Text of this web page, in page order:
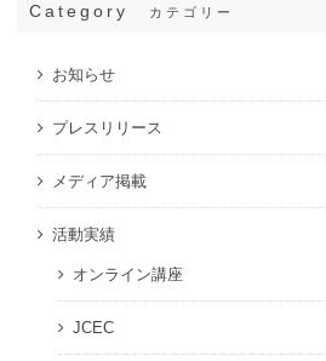
Category カテゴリー
お知らせ
プレスリリース
メディア掲載
活動実績
オンライン講座
JCEC